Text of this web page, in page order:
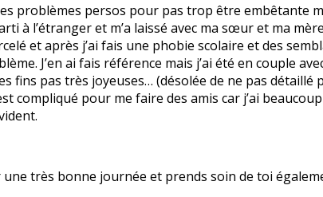
problèmes persos pour pas trop être embêtante
à l’étranger et m’a laissé avec ma sœur et ma
et après j’ai fais une phobie scolaire et des
J’en ai fais référence mais j’ai été en couple
fins pas très joyeuses… (désolée de ne pas détaillé
compliqué pour me faire des amis car j’ai
très bonne journée et prends soin de toi